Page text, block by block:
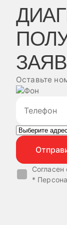
Оставьте
Согласен
*